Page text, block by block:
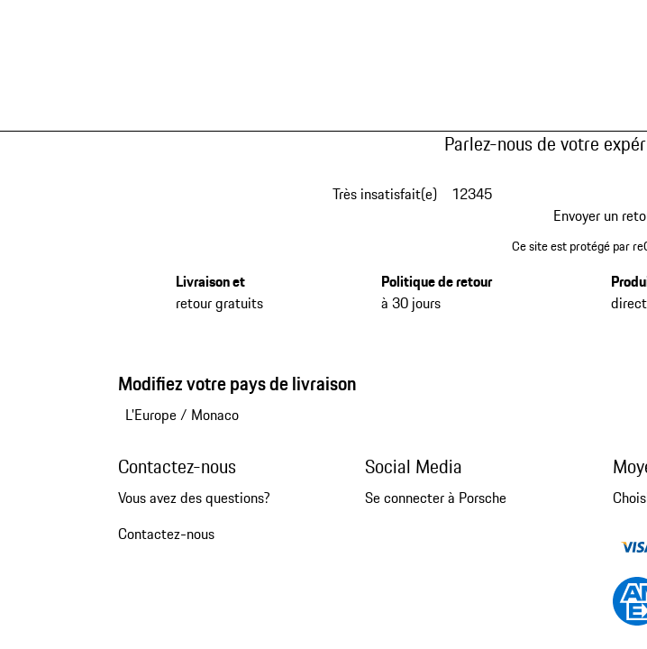
Parlez-nous de votre
Très insatisfait(e) 12345
Envoyer un
Ce site est protégé par
Livraison et
retour gratuits
Politique de retour
à 30 jours
Modifiez votre pays de livraison
L'Europe/ Monaco
Contactez-nous
Vous avez des questions?
Contactez-nous
Social Media
Se connecter à Porsche